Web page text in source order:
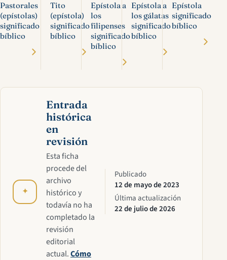
Pastorales
(epístolas)
significado
bíblico
Tito
(epístola)
significado
bíblico
Epístola a
los
filipenses
significado
bíblico
Epístola a
los gálatas
significado
bíblico
Epístola
significado
bíblico
✦
Entrada
histórica
en
revisión
Esta ficha
procede del
archivo
histórico y
todavía no ha
completado la
revisión
editorial
actual.Cómo
Publicado
12 de mayo de 2023
Última actualización
22 de julio de 2026